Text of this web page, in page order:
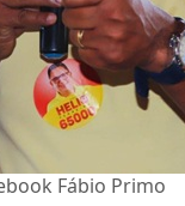
Fábio Primo